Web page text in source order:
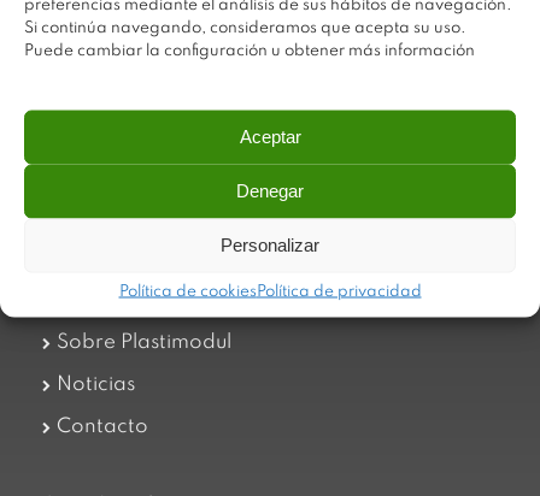
preferencias mediante el análisis de sus hábitos de navegación.
Si continúa navegando, consideramos que acepta su uso.
Puede cambiar la configuración u obtener más información
Aceptar
Denegar
Personalizar
Política de cookies Política de privacidad
Plastimodul tiene como objetivo ofrecer productos
innovadores y de máxima calidad, invirtiendo con decisión
dinámicas y operativas. Utilizamos materiales de primera
calidad y el mejor servicio a nuestros clientes.
Trabaja con nosotros
Sobre Plastimodul
Noticias
Contacto